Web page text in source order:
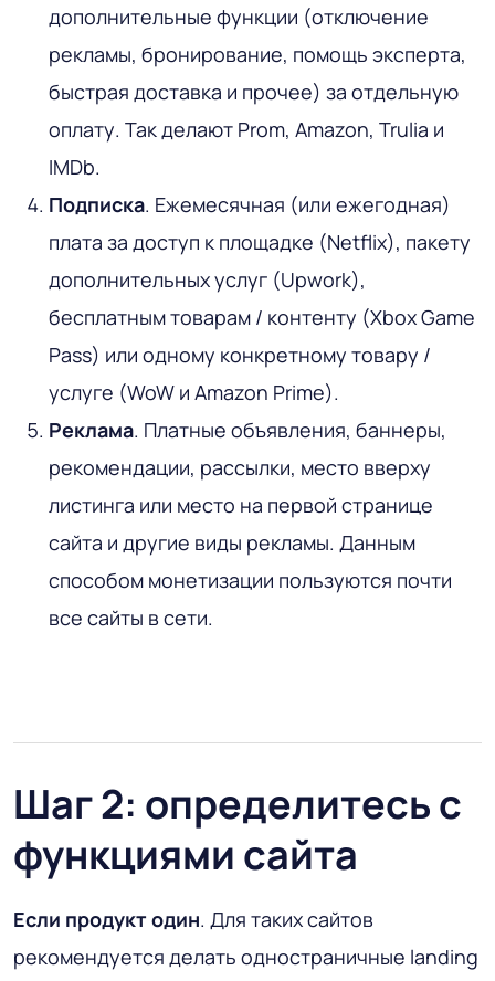
дополнительные функции (отключение
рекламы, бронирование, помощь эксперта,
быстрая доставка и прочее) за отдельную
оплату. Так делают Prom, Amazon, Trulia и
IMDb.
Подписка. Ежемесячная (или ежегодная)
плата за доступ к площадке (Netflix), пакету
дополнительных услуг (Upwork),
бесплатным товарам / контенту (Xbox Game
Pass) или одному конкретному товару /
услуге (WoW и Amazon Prime).
Реклама. Платные объявления, баннеры,
рекомендации, рассылки, место вверху
листинга или место на первой странице
сайта и другие виды рекламы. Данным
способом монетизации пользуются почти
все сайты в сети.
Шаг 2: определитесь с
функциями сайта
Если продукт один. Для таких сайтов
рекомендуется делать одностраничные landing